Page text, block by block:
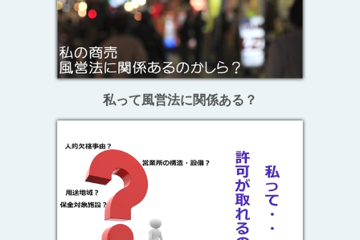
私って風営法に関係ある？